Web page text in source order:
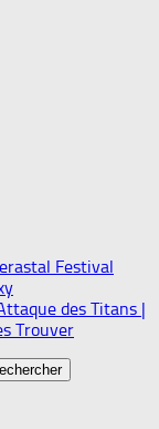
Festival
des Titans |
Trouver